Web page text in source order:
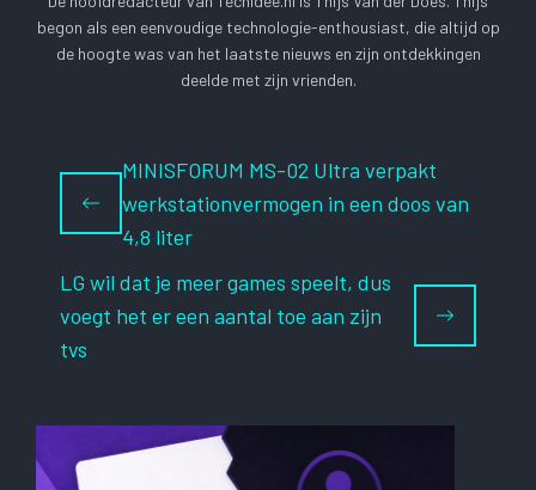
begon als een eenvoudige technologie-enthousiast, die altijd op
de hoogte was van het laatste nieuws en zijn ontdekkingen
deelde met zijn vrienden.
MINISFORUM MS-02 Ultra verpakt
werkstationvermogen in een doos van
4,8 liter
LG wil dat je meer games speelt, dus
voegt het er een aantal toe aan zijn
tvs